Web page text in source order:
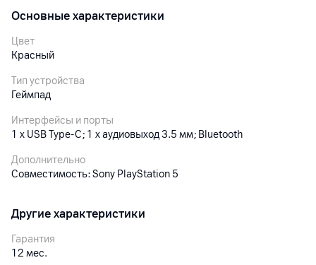
Основные характеристики
Цвет
Красный
Тип устройства
Геймпад
Интерфейсы и порты
1 x USB Type-C; 1 x аудиовыход 3.5 мм; Bluetooth
Дополнительно
Совместимость: Sony PlayStation 5
Другие характеристики
Гарантия
12 мес.